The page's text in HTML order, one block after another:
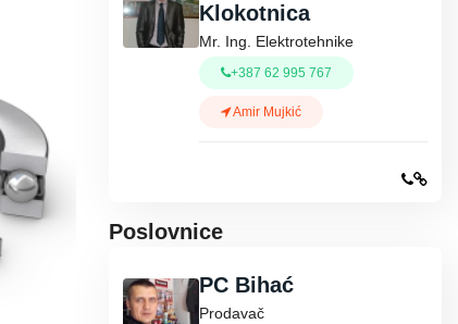
Klokotnica
Mr. Ing. Elektrotehnike
+387 62 995 767
Amir Mujkić
Poslovnice
PC Bihać
Prodavač